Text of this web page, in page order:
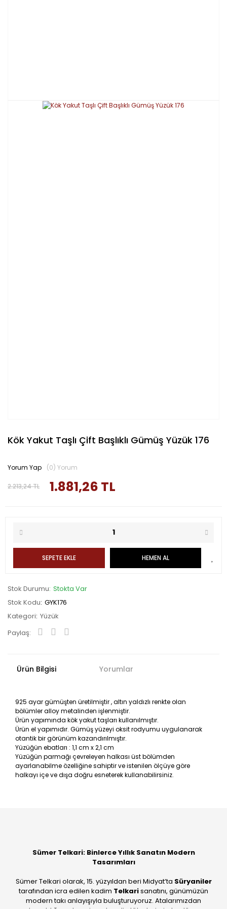
Kök Yakut Taşlı Çift Başlıklı Gümüş Yüzük 176
2.213,24 TL 1.881,26 TL
Yorum Yap (0) Yorum
SEPETE EKLE HEMEN AL
Stok Durumu Stokta Var
Stok Kodu GYK176
Kategori Yüzük
Paylaş:
Ürün Bilgisi Yorumlar
925 ayar gümüşten üretilmiştir , altın yaldızlı renkte olan
bölümler alloy metalinden işlenmiştir.
Ürün yapımında kök yakut taşları kullanılmıştır.
Ürün el yapımıdır. Gümüş yüzeyi oksit rodyumu uygulanarak
otantik bir görünüm kazandırılmıştır.
Yüzüğün ebatları : 1,1 cm x 2,1 cm
Yüzüğün parmağı çevreleyen halkası üst bölümden
ayarlanabilme özelliğine sahiptir ve istenilen ölçüye göre
halkayı içe ve dışa doğru esneterek kullanabilirsiniz.
Sümer Telkari: Binlerce Yıllık Sanatın Modern
Tasarımları
Sümer Telkari olarak, 15. yüzyıldan beri Midyat’ta Süryaniler
tarafından icra edilen kadim Telkarisanatını, günümüzün
modern takı anlayışıyla buluşturuyoruz. Atalarımızdan